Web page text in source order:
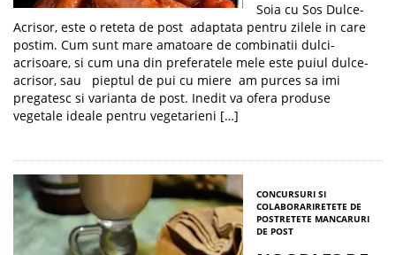
Soia cu Sos Dulce-
Acrisor, este o reteta de post adaptata pentru zilele in care
postim. Cum sunt mare amatoare de combinatii dulci-
acrisoare, si cum una din preferatele mele este puiul dulce-
acrisor, sau pieptul de pui cu miere am purces sa imi
pregatesc si varianta de post. Inedit va ofera produse
vegetale ideale pentru vegetarieni […]
CONCURSURI SI
COLABORARIRETETE DE
POSTRETETE MANCARURI
DE POST